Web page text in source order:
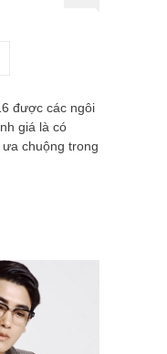
được các ngôi
giá là có
chuộng trong